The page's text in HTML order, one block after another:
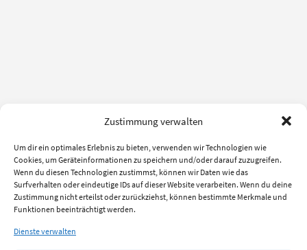
Zustimmung verwalten
Um dir ein optimales Erlebnis zu bieten, verwenden wir Technologien wie
Cookies, um Geräteinformationen zu speichern und/oder darauf zuzugreifen.
Wenn du diesen Technologien zustimmst, können wir Daten wie das
Surfverhalten oder eindeutige IDs auf dieser Website verarbeiten. Wenn du deine
Zustimmung nicht erteilst oder zurückziehst, können bestimmte Merkmale und
Funktionen beeinträchtigt werden.
Dienste verwalten